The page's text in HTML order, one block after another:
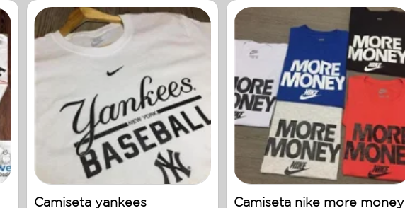
Camiseta yankees
Camiseta nike more money